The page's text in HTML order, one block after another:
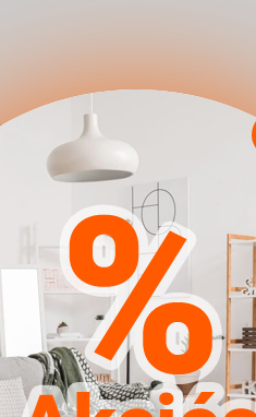
Előszoba garnitúra
Trenton 141 (Fehér
Manila 18)